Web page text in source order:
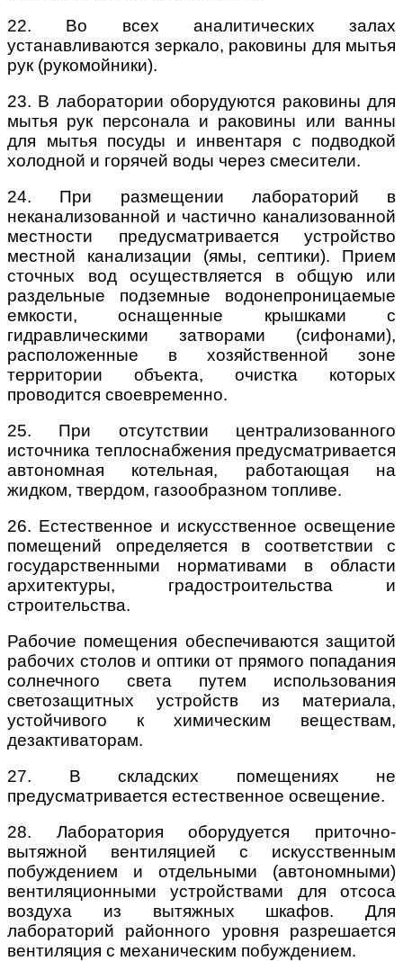
22. Во всех аналитических залах
устанавливаются зеркало, раковины для мытья
рук (рукомойники).
23. В лаборатории оборудуются раковины для
мытья рук персонала и раковины или ванны
для мытья посуды и инвентаря с подводкой
холодной и горячей воды через смесители.
24. При размещении лабораторий в
неканализованной и частично канализованной
местности предусматривается устройство
местной канализации (ямы, септики). Прием
сточных вод осуществляется в общую или
раздельные подземные водонепроницаемые
емкости, оснащенные крышками с
гидравлическими затворами (сифонами),
расположенные в хозяйственной зоне
территории объекта, очистка которых
проводится своевременно.
25. При отсутствии централизованного
источника теплоснабжения предусматривается
автономная котельная, работающая на
жидком, твердом, газообразном топливе.
26. Естественное и искусственное освещение
помещений определяется в соответствии с
государственными нормативами в области
архитектуры, градостроительства и
строительства.
Рабочие помещения обеспечиваются защитой
рабочих столов и оптики от прямого попадания
солнечного света путем использования
светозащитных устройств из материала,
устойчивого к химическим веществам,
дезактиваторам.
27. В складских помещениях не
предусматривается естественное освещение.
28. Лаборатория оборудуется приточно-
вытяжной вентиляцией с искусственным
побуждением и отдельными (автономными)
вентиляционными устройствами для отсоса
воздуха из вытяжных шкафов. Для
лабораторий районного уровня разрешается
вентиляция с механическим побуждением.